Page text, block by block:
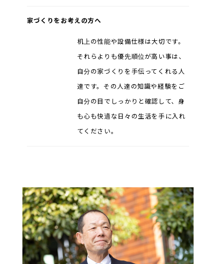
家づくりをお考えの方へ
机上の性能や設備仕様は大切です。
それらよりも優先順位が高い事は、
自分の家づくりを手伝ってくれる人
達です。その人達の知識や経験をご
自分の目でしっかりと確認して、身
も心も快適な日々の生活を手に入れ
てください。